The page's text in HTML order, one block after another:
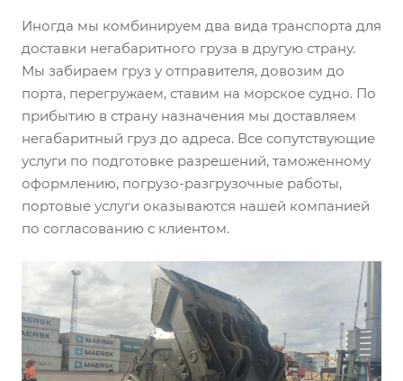
Иногда мы комбинируем два вида транспорта для
доставки негабаритного груза в другую страну.
Мы забираем груз у отправителя, довозим до
порта, перегружаем, ставим на морское судно. По
прибытию в страну назначения мы доставляем
негабаритный груз до адреса. Все сопутствующие
услуги по подготовке разрешений, таможенному
оформлению, погрузо-разгрузочные работы,
портовые услуги оказываются нашей компанией
по согласованию с клиентом.